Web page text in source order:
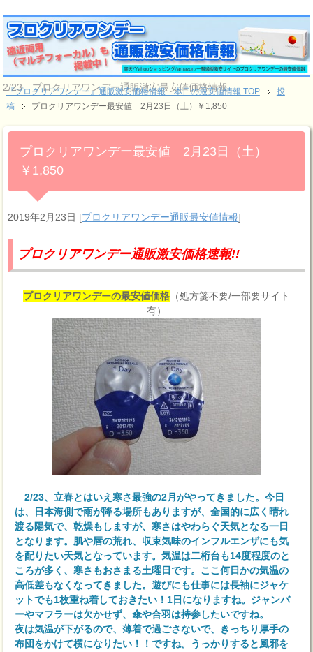
2/23 プロクリアワンデー通販激安最安値価格情報
『プロクリアワンデー』通販激安価格情報 本日の最安値情報 TOP
投
稿
プロクリアワンデー最安値 2月23日（土）￥1,850
プロクリアワンデー最安値 2月23日（土）
￥1,850
2019年2月23日 [プロクリアワンデー通販最安値情報]
プロクリアワンデー通販激安価格速報!!
プロクリアワンデーの最安値価格（処方箋不要/一部要サイト
有）
2/23、立春とはいえ寒さ最強の2月がやってきました。今日
は、日本海側で雨が降る場所もありますが、全国的に広く晴れ
渡る陽気で、乾燥もしますが、寒さはやわらぐ天気となる一日
となります。肌や唇の荒れ、収束気味のインフルエンザにも気
を配りたい天気となっています。気温は二桁台も14度程度のと
ころが多く、寒さもおさまる土曜日です。ここ何日かの気温の
高低差もなくなってきました。遊びにも仕事には長袖にジャケ
ットでも1枚重ね着しておきたい！1日になりますね。ジャンバ
ーやマフラーは欠かせず、傘や合羽は持参したいですね。
夜は気温が下がるので、薄着で過ごさないで、きっちり厚手の
布団をかけて横になりたい！！ですね。うっかりすると風邪を